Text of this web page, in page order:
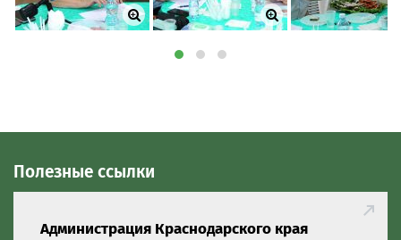
Полезные ссылки
Администрация Краснодарского края